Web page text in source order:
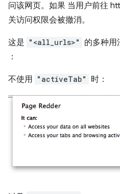
问该网页。如果 当用户前往
关访问权限会被撤消。
这是 "<all_urls>" 的多种用
：
不使用 "activeTab" 时：